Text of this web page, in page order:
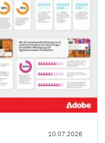
10.07.2026